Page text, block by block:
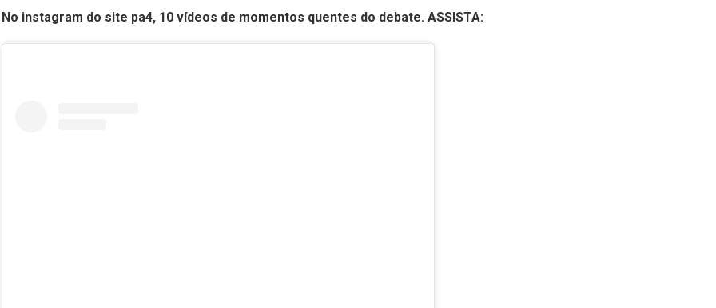
No instagram do site pa4, 10 vídeos de momentos quentes do debate. ASSISTA: